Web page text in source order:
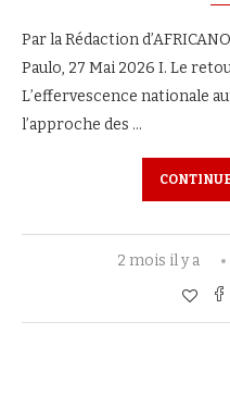
Par la Rédaction
Paulo, 27 Mai 2026 I. Le
L’effervescence nationale
l’approche des …
2 mois il y a